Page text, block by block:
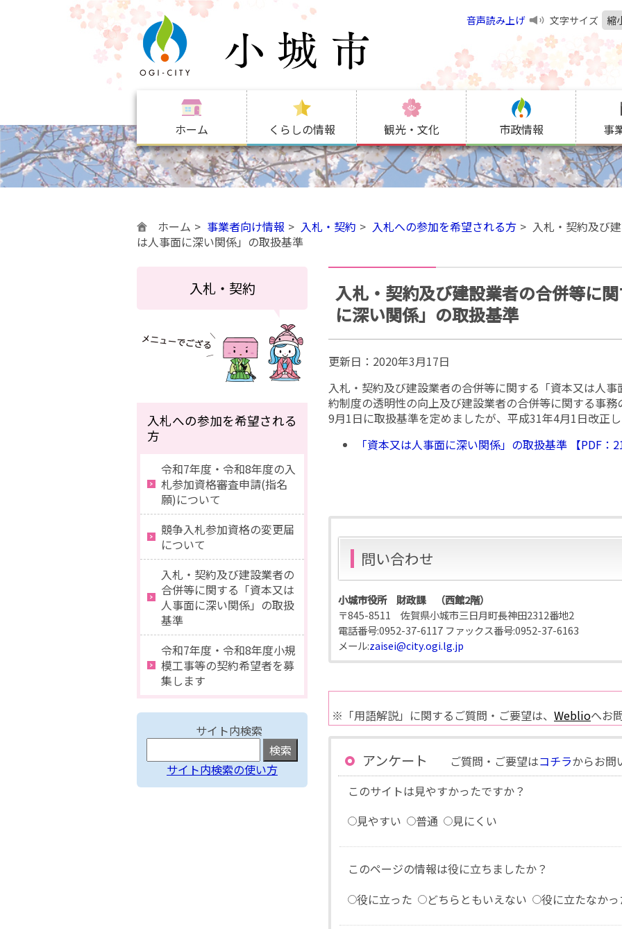
音声読み上げ 文字サイズ 縮
ホーム くらしの情報 観光・文化 市政情報 事
ホーム 事業者向け情報 入札・契約 入札への参加を希望される方
入札・契約及び
は人事面に深い関係」の取扱基準
入札・契約及び建設業者の合併等に
に深い関係」の取扱基準
更新日： 2020年3月17日
入札・契約及び建設業者の合併等に関する「資本又は人
約制度の透明性の向上及び建設業者の合併等に関する事
9月1日に取扱基準を定めましたが、平成31年4月1日改正
「資本又は人事面に深い関係」の取扱基準 【PDF：
問い合わせ
小城市役所 財政課 （西館2階）
〒845-8511 佐賀県小城市三日月町長神田2312番地2
電話番号:0952-37-6117 ファックス番号:0952-37-6163
メール:zaisei@city.ogi.lg.jp
※「用語解説」に関するご質問・ご要望は、 Weblioへお
アンケート ご質問・ご要望はコチラからお問
このサイトは見やすかったですか？
見やすい
普通 見にくい
このページの情報は役に立ちましたか？
役に立った
どちらともいえない 役に立たなか
入札・契約
入札への参加を希望される
方
令和7年度・令和8年度の入
札参加資格審査申請(指名
願)について
競争入札参加資格の変更届
について
入札・契約及び建設業者の
合併等に関する「資本又は
人事面に深い関係」の取扱
基準
令和7年度・令和8年度小規
模工事等の契約希望者を募
集します
サイト内検索
サイト内検索の使い方